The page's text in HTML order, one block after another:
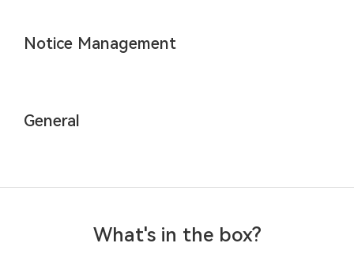
Notice Management
General
What's in the box?